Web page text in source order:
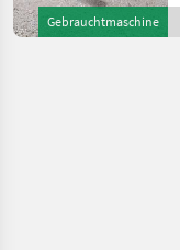
Gebrauchtmaschine